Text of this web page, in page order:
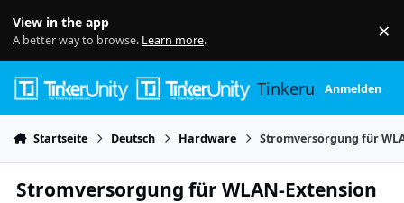
View in the app
A better way to browse. Learn more. ×
TinkerunityAnmelden
Startseite Deutsch Hardware Stromversorgung für
Stromversorgung für WLAN-Extension